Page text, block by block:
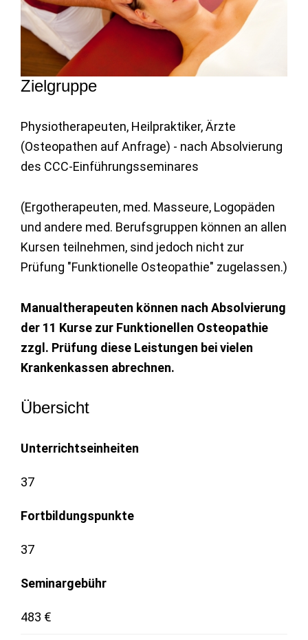
Zielgruppe
Physiotherapeuten, Heilpraktiker, Ärzte
(Osteopathen auf Anfrage) - nach Absolvierung
des CCC-Einführungsseminares
(Ergotherapeuten, med. Masseure, Logopäden
und andere med. Berufsgruppen können an allen
Kursen teilnehmen, sind jedoch nicht zur
Prüfung "Funktionelle Osteopathie" zugelassen.)
Manualtherapeuten können nach Absolvierung
der 11 Kurse zur Funktionellen Osteopathie
zzgl. Prüfung diese Leistungen bei vielen
Krankenkassen abrechnen.
Übersicht
Unterrichtseinheiten
37
Fortbildungspunkte
37
Seminargebühr
483 €